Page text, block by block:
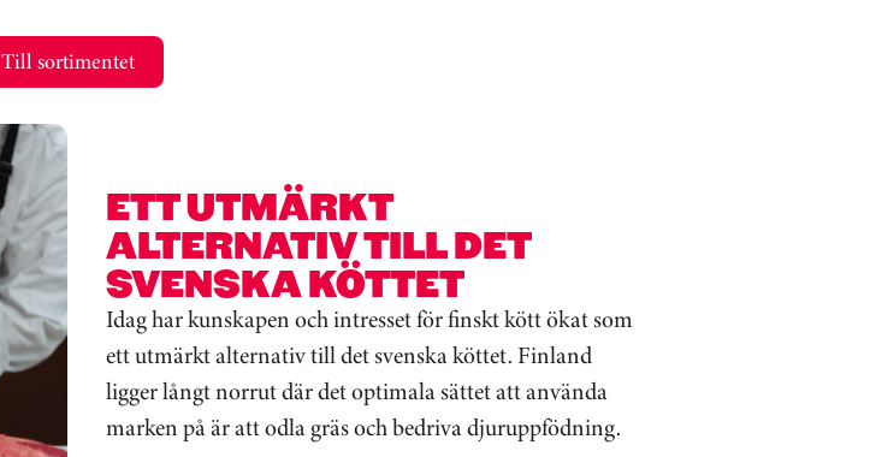
Till sortimentet
ETT UTMÄRKT
ALTERNATIV TILL DET
SVENSKA KÖTTET
Idag har kunskapen och intresset för finskt kött ökat som
ett utmärkt alternativ till det svenska köttet. Finland
ligger långt norrut där det optimala sättet att använda
marken på är att odla gräs och bedriva djuruppfödning.